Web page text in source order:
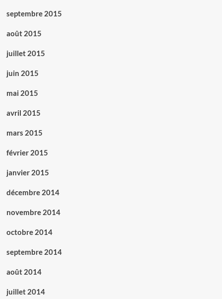
septembre 2015
août 2015
juillet 2015
juin 2015
mai 2015
avril 2015
mars 2015
février 2015
janvier 2015
décembre 2014
novembre 2014
octobre 2014
septembre 2014
août 2014
juillet 2014